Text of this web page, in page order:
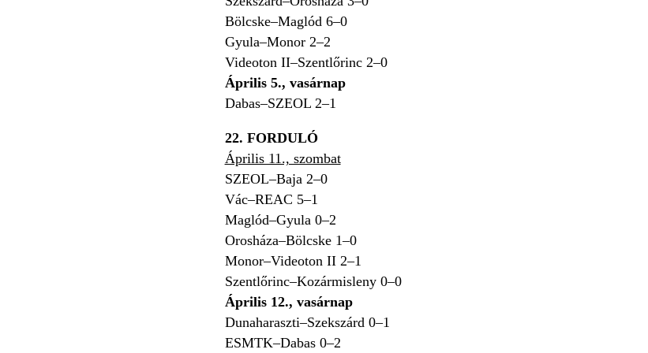
Bölcske–Maglód 6–0
Gyula–Monor 2–2
Videoton II–Szentlőrinc 2–0
Április 5., vasárnap
Dabas–SZEOL 2–1
22. FORDULÓ
Április 11., szombat
SZEOL–Baja 2–0
Vác–REAC 5–1
Maglód–Gyula 0–2
Orosháza–Bölcske 1–0
Monor–Videoton II 2–1
Szentlőrinc–Kozármisleny 0–0
Április 12., vasárnap
Dunaharaszti–Szekszárd 0–1
ESMTK–Dabas 0–2